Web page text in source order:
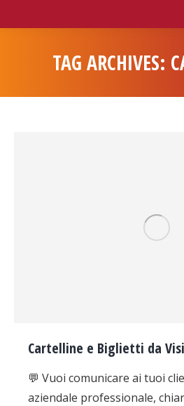
TAG ARCHIVES:
Cartelline e Biglietti da
💬 Vuoi comunicare ai tuoi
aziendale professionale,